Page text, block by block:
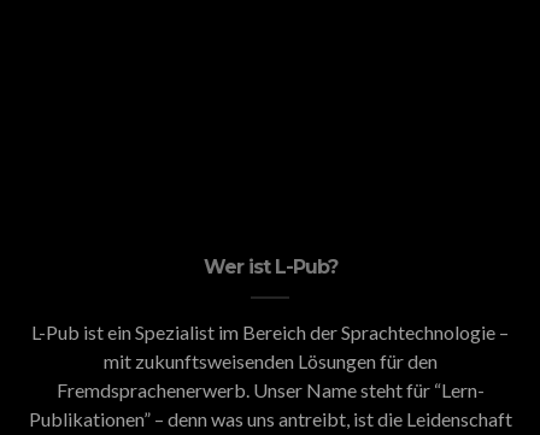
Wer ist L-Pub?
L-Pub ist ein Spezialist im Bereich der Sprachtechnologie –
mit zukunftsweisenden Lösungen für den
Fremdsprachenerwerb. Unser Name steht für “Lern-
Publikationen” – denn was uns antreibt, ist die Leidenschaft